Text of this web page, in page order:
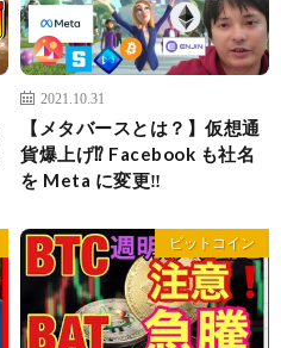
2021.10.31
【メタバースとは？】仮想通
貨爆上げ⁉️ Facebook も社名
を Meta に変更‼️
ビットコイン